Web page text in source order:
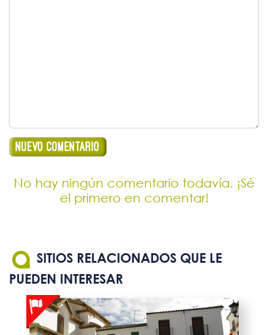
No hay ningún comentario todavía. ¡Sé
el primero en comentar!
SITIOS RELACIONADOS QUE LE
PUEDEN INTERESAR